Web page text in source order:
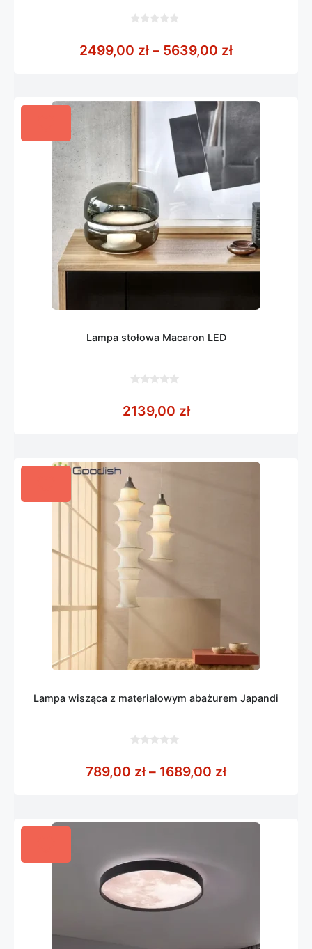
5
2499,00 zł – 5639,00 złZakres cen:
Lampa stołowa Macaron LED
5
2139,00 zł
Lampa wisząca z materiałowym abażurem Japandi
5
789,00 zł – 1689,00 złZakres cen: